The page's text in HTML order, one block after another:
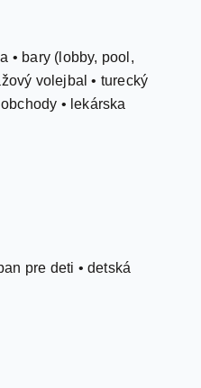
• bary (lobby, pool,
volejbal • turecký
• lekárska
pre deti • detská